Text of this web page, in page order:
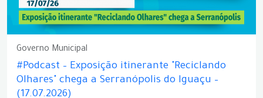
Governo Municipal
#Podcast – Exposição itinerante "Reciclando
Olhares" chega a Serranópolis do Iguaçu –
(17.07.2026)